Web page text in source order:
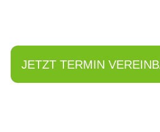
JETZT TERMIN